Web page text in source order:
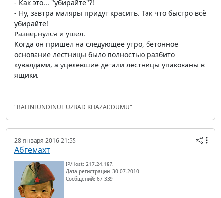
- Как это... "убирайте"?!
- Ну, завтра маляры придут красить. Так что быстро всё
убирайте!
Развернулся и ушел.
Когда он пришел на следующее утро, бетонное
основание лестницы было полностью разбито
кувалдами, а уцелевшие детали лестницы упакованы в
ящики.
"BALINFUNDINUL UZBAD KHAZADDUMU"
28 января 2016 21:55
Абгемахт
IP/Host: 217.24.187.---
Дата регистрации: 30.07.2010
Сообщений: 67 339